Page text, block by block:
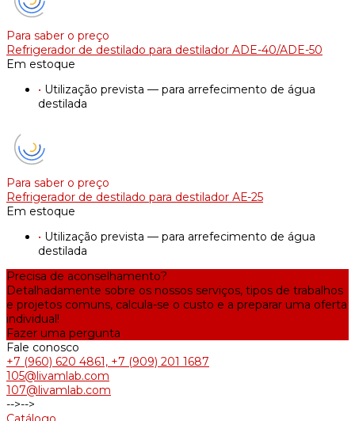
Para saber o preço
Refrigerador de destilado para destilador ADE-40/ADE-50
Em estoque
• Utilização prevista — para arrefecimento de água
destilada
Para saber o preço
Refrigerador de destilado para destilador АЕ-25
Em estoque
• Utilização prevista — para arrefecimento de água
destilada
Precisa de aconselhamento?
Detalhadamente sobre os nossos serviços, tipos de trabalhos
e projetos comuns, calcula-se o custo e a preparar uma oferta
individual!
Fazer uma pergunta
Fale conosco
+7 (960) 620 4861, +7 (909) 201 1687
105@livamlab.com
107@livamlab.com
-->-->